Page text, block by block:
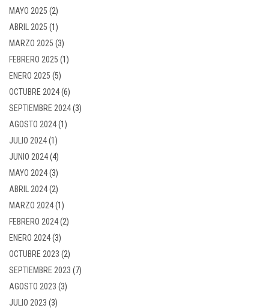
MAYO 2025 (2)
ABRIL 2025 (1)
MARZO 2025 (3)
FEBRERO 2025 (1)
ENERO 2025 (5)
OCTUBRE 2024(6)
SEPTIEMBRE 2024(3)
AGOSTO 2024(1)
JULIO 2024(1)
JUNIO 2024(4)
MAYO 2024(3)
ABRIL 2024(2)
MARZO 2024(1)
FEBRERO 2024(2)
ENERO 2024(3)
OCTUBRE 2023 (2)
SEPTIEMBRE 2023 (7)
AGOSTO 2023 (3)
JULIO 2023 (3)